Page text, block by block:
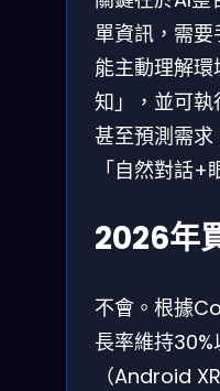
單資訊，需要
能主動理解
知」，並可
甚至預測需
「自然對話+
2026年
不會。根據
長率維持
（Android